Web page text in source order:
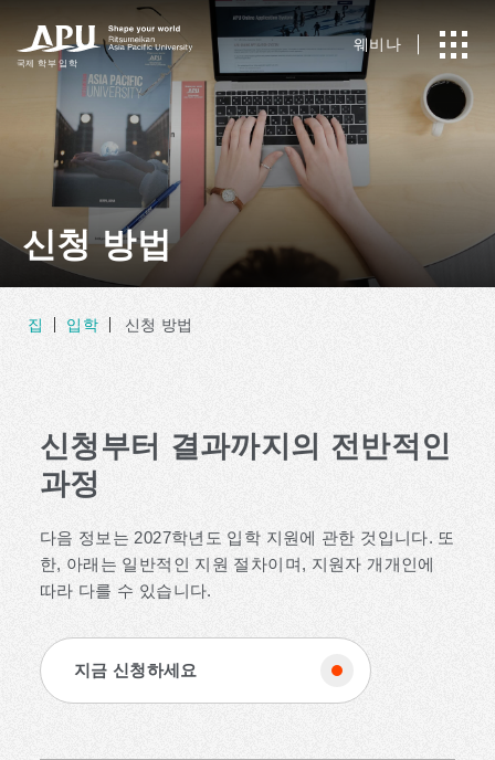
국제 ​ ​학부 입학
웨비나
신청 방법
집 입학 신청 방법
신청부터 결과까지의 전반적인
과정
다음 정보는 2027학년도 입학 지원에 관한 것입니다. 또
한, 아래는 일반적인 지원 절차이며, 지원자 개개인에
따라 다를 수 있습니다.
지금 신청하세요